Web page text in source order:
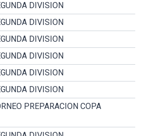
DIVISION
DIVISION
DIVISION
DIVISION
DIVISION
DIVISION
PREPARACION COPA